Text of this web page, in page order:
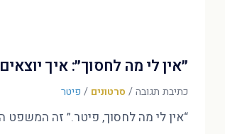
״אין לי מה לחסוך״: איך
כתיבת תגובה/ סרטונים / פיטר
“אין לי מה לחסוך, פיטר.” זה המשפט